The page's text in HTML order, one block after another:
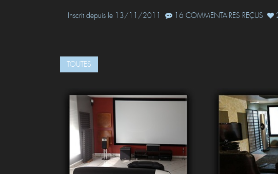
Inscrit depuis le 13/11/2011 16 COMMENTAIRES REÇUS
TOUTES